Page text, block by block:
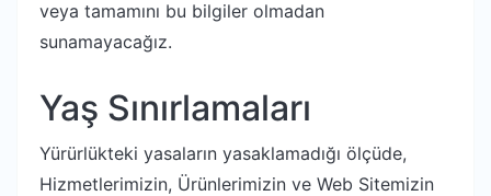
veya tamamını bu bilgiler olmadan
sunamayacağız.
Yaş Sınırlamaları
Yürürlükteki yasaların yasaklamadığı ölçüde,
Hizmetlerimizin, Ürünlerimizin ve Web Sitemizin